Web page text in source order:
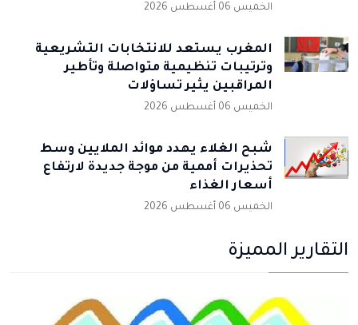
الخميس 06 أغسطس 2026
المغرب يستعد للانتخابات التشريعية
وترتيبات تنظيمية متواصلة وتأطير
المراقبين يثير تساؤلات
الخميس 06 أغسطس 2026
شبح الغلاء يهدد موائد الملايين وسط
تحذيرات أممية من موجة جديدة لارتفاع
أسعار الغذاء
الخميس 06 أغسطس 2026
التقارير المميزة